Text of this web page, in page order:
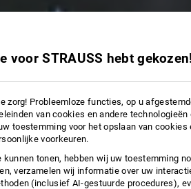
voor STRAUSS hebt gekozen!
zorg! Probleemloze functies, op u
van cookies en andere technologieën
toestemming voor het opslaan van cookies
voorkeuren.
tonen, hebben wij uw toestemming
verzamelen wij informatie over uw
(inclusief AI-gestuurde procedures),